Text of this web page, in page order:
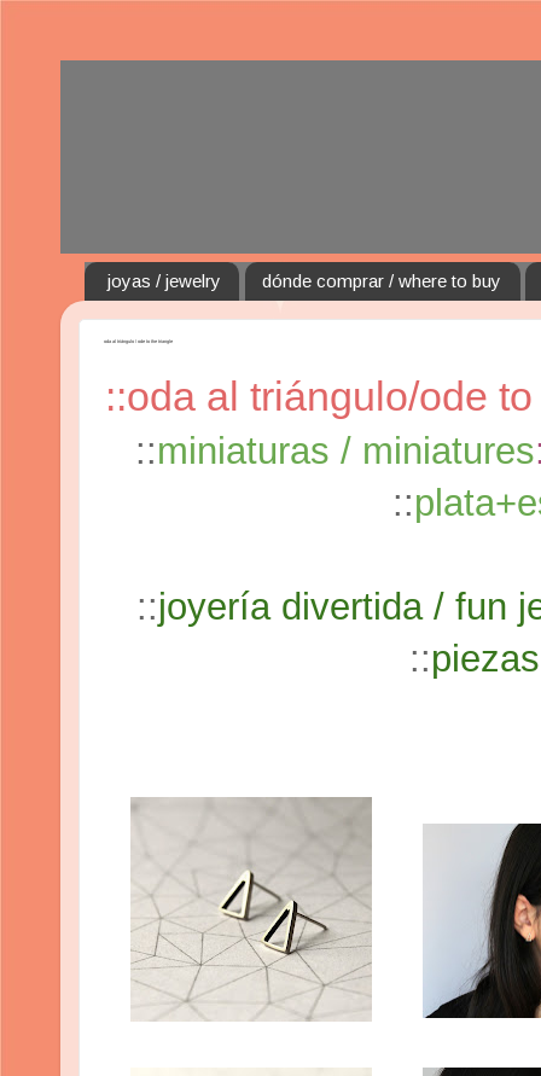
joyas / jewelry dónde comprar / where to buy
oda al triángulo / ode to the triangle
::oda al triángulo/ode
::miniaturas / miniatures
::
::joyería divertida / fun
::